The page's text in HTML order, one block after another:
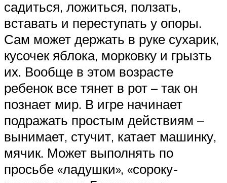
садиться, ложиться, ползать,
вставать и переступать у опоры.
Сам может держать в руке сухарик,
кусочек яблока, морковку и грызть
их. Вообще в этом возрасте
ребенок все тянет в рот – так он
познает мир. В игре начинает
подражать простым действиям –
вынимает, стучит, катает машинку,
мячик. Может выполнять по
просьбе «ладушки», «сороку-